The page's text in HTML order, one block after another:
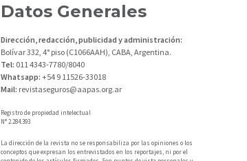
Datos Generales
Dirección, redacción, publicidad y administración:
Bolívar 332, 4° piso (C1066AAH), CABA, Argentina.
Tel: 011 4343-7780/8040
Whatsapp: +54 9 11526-33018
Mail: revistaseguros@aapas.org.ar
Registro de propiedad intelectual
N° 2.284.393
La dirección de la revista no se responsabiliza por las opiniones o los
conceptos que expresan los entrevistados en los reportajes, ni por el